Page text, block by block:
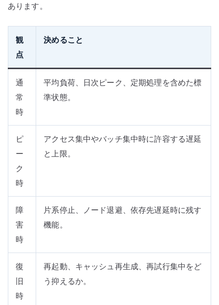
あります。
観
点
決めること
通
常
時
平均負荷、日次ピーク、定期処理を含めた標
準状態。
ピ
ー
ク
時
アクセス集中やバッチ集中時に許容する遅延
と上限。
障
害
時
片系停止、ノード退避、依存先遅延時に残す
機能。
復
旧
時
再起動、キャッシュ再生成、再試行集中をど
う抑えるか。